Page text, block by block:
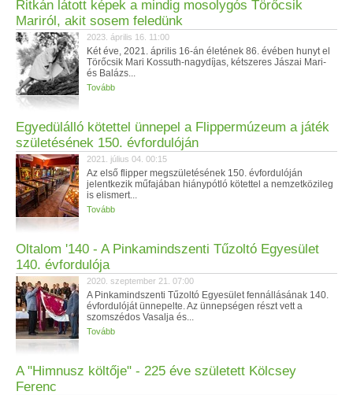
Ritkán látott képek a mindig mosolygós Törőcsik
Mariról, akit sosem feledünk
2023. április 16. 11:00
Két éve, 2021. április 16-án életének 86. évében hunyt el
Törőcsik Mari Kossuth-nagydíjas, kétszeres Jászai Mari-
és Balázs...
Tovább
Egyedülálló kötettel ünnepel a Flippermúzeum a játék
születésének 150. évfordulóján
2021. július 04. 00:15
Az első flipper megszületésének 150. évfordulóján
jelentkezik műfajában hiánypótló kötettel a nemzetközileg
is elismert...
Tovább
Oltalom '140 - A Pinkamindszenti Tűzoltó Egyesület
140. évfordulója
2020. szeptember 21. 07:00
A Pinkamindszenti Tűzoltó Egyesület fennállásának 140.
évfordulóját ünnepelte. Az ünnepségen részt vett a
szomszédos Vasalja és...
Tovább
A "Himnusz költője" - 225 éve született Kölcsey
Ferenc